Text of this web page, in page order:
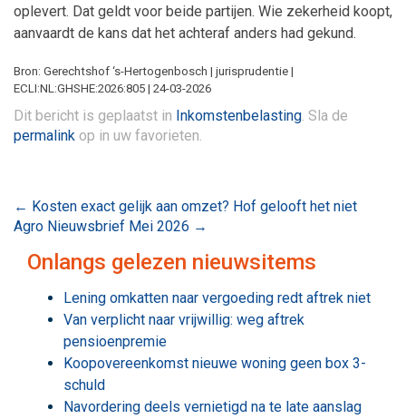
oplevert. Dat geldt voor beide partijen. Wie zekerheid koopt,
aanvaardt de kans dat het achteraf anders had gekund.
Bron: Gerechtshof ‘s-Hertogenbosch | jurisprudentie |
ECLI:NL:GHSHE:2026:805 | 24-03-2026
Dit bericht is geplaatst in Inkomstenbelasting. Sla de
permalink op in uw favorieten.
Bericht
navigatie
← Kosten exact gelijk aan omzet? Hof gelooft het niet
Agro Nieuwsbrief Mei 2026 →
Onlangs gelezen nieuwsitems
Lening omkatten naar vergoeding redt aftrek niet
Van verplicht naar vrijwillig: weg aftrek
pensioenpremie
Koopovereenkomst nieuwe woning geen box 3-
schuld
Navordering deels vernietigd na te late aanslag